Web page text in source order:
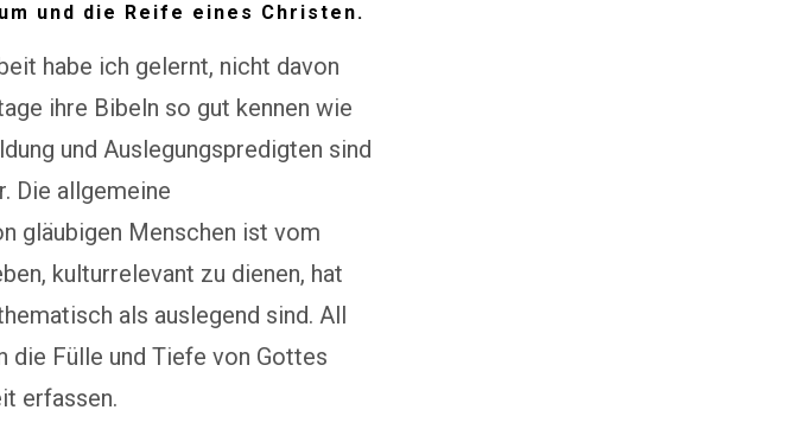
und die Reife eines Christen.
habe ich gelernt, nicht davon
ihre Bibeln so gut kennen wie
und Auslegungspredigten sind
Die allgemeine
gläubigen Menschen ist vom
kulturrelevant zu dienen, hat
als auslegend sind. All
die Fülle und Tiefe von Gottes
erfassen.